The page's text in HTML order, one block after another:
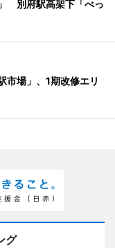
別府駅高架下「べっ
市場」、1期改修エリ
グ